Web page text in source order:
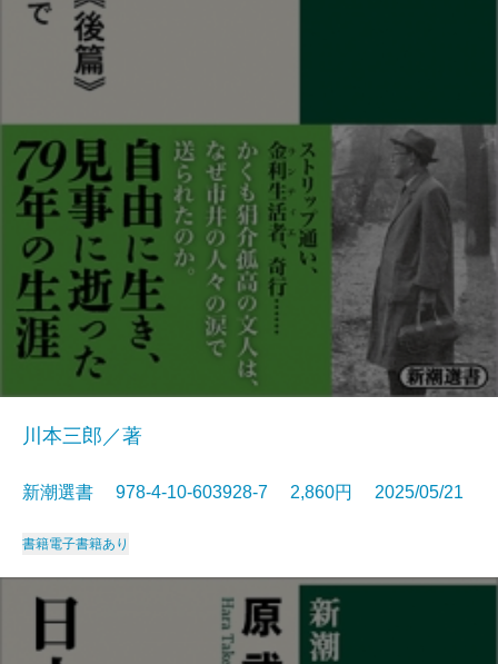
川本三郎／著
新潮選書 978-4-10-603928-7 2,860円 2025/05/21
書籍電子書籍あり